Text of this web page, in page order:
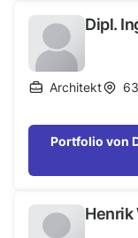
Dipl.
Architekt
Portfolio von
Henrik